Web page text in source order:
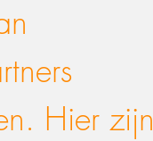
Hier zijn